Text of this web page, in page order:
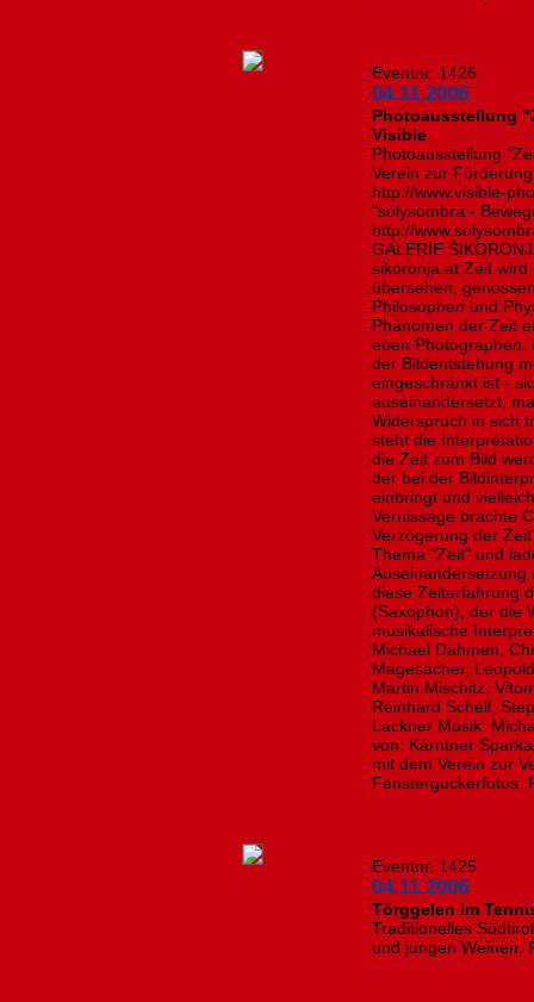
Eventnr. 1426
04.11.2006
Photoausstellung
Visible
Photoausstellung
Verein zur
http://www.visible-
"solysombra -
http://
GALERIE
sikoronja.at Zeit
übersehen,
Philosophen und
Phänomen der Zeit
eben Photographen.
der Bildentstehung
eingeschränkt ist -
auseinandersetzt,
Widerspruch in sich
steht die
die Zeit zum Bild
der bei der
einbringt und
Vernissage brachte
Verzögerung der
Thema "Zeit" und
Auseinandersetzung
diese Zeiterfahrung
(Saxophon), der die
musikalische
Michael Dahmen,
Magesacher,
Martin Mischitz,
Reinhard Schell,
Lackner Musik:
von: Kärntner
mit dem Verein zur
Fensterguckerfotos:
Eventnr. 1425
04.11.2006
Törggelen im
Traditionelles
und jungen Weinen.